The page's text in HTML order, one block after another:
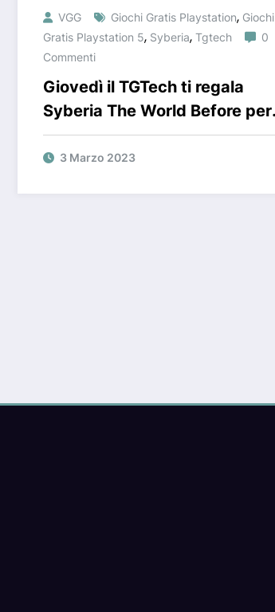
VGG Giochi Gratis Playstation, Giochi
Gratis Playstation 5, Syberia, Tgtech
0
Commenti
Giovedì il TGTech ti regala
Syberia The World Before per
Playstation 5!
3 Marzo 2023